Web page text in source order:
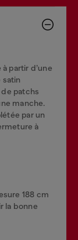
partir d’une
satin
patchs
manche.
par un
à
188 cm
la bonne